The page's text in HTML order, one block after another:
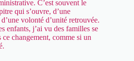
C’est souvent le
qui s’ouvre, d’une
volonté d’unité retrouvée.
enfants, j’ai vu des familles se
changement, comme si un